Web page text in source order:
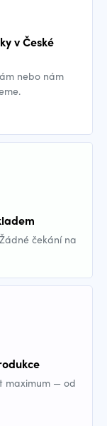
v České
nebo nám
čekání na
maximum — od